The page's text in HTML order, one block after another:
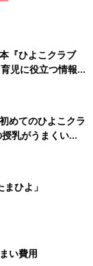
『ひよこクラブ
児に役立つ情報が
めてのひよこクラ
乳がうまくい
トラブル 解決テ
ひよ」
い費用